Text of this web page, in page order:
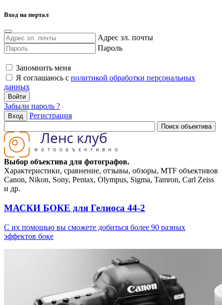
Вход на портал
Адрес эл. почты
Пароль
Запомнить меня
Я соглашаюсь с политикой обработки персональных
данных
Забыли пароль ?
Вход Регистрация
Выбор объектива для фотографов.
Характеристики, сравнение, отзывы, обзоры, MTF объективов
Canon, Nikon, Sony, Pentax, Olympus, Sigma, Tamron, Carl Zeiss
и др.
МАСКИ БОКЕ для Гелиоса 44-2
С их помощью вы сможете добиться более 90 разных
эффектов боке